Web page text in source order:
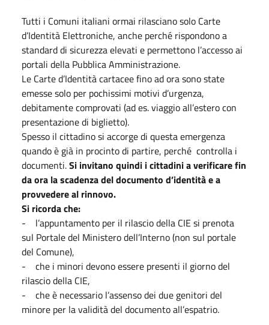
Tutti i Comuni italiani ormai rilasciano solo Carte
d’Identità Elettroniche, anche perché rispondono a
standard di sicurezza elevati e permettono l’accesso ai
portali della Pubblica Amministrazione.
Le Carte d’Identità cartacee fino ad ora sono state
emesse solo per pochissimi motivi d’urgenza,
debitamente comprovati (ad es. viaggio all’estero con
presentazione di biglietto).
Spesso il cittadino si accorge di questa emergenza
quando è già in procinto di partire, perché controlla i
documenti.Si invitano quindi i cittadini a verificare fin
da ora la scadenza del documento d’identità e a
provvedere al rinnovo.
Si ricorda che:
- l’appuntamento per il rilascio della CIE si prenota
sul Portale del Ministero dell’Interno (non sul portale
del Comune),
- che i minori devono essere presenti il giorno del
rilascio della CIE,
- che è necessario l’assenso dei due genitori del
minore per la validità del documento all’espatrio.